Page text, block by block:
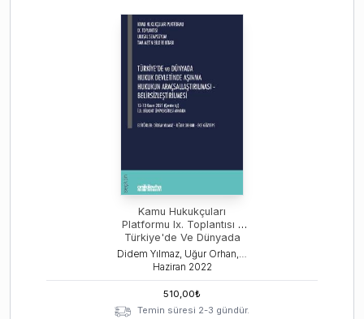
Kamu Hukukçuları
Platformu Ix. Toplantısı –
Türkiye'de Ve Dünyada
Hukuk Devletinde Aşınma
Hukukun
Belirsizleştirilmesi
Didem Yılmaz, Uğur Orhan, Ece Göztepe
Haziran 2022
510,00₺
Temin süresi 2-3 gündür.